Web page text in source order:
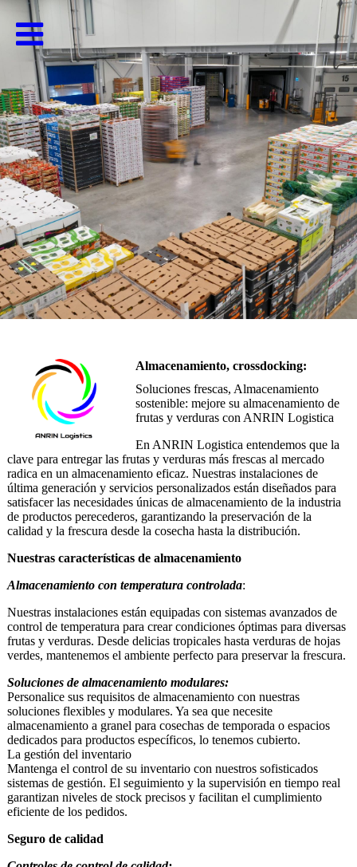
Almacenamiento, crossdocking:
Soluciones frescas, Almacenamiento
sostenible: mejore su almacenamiento de
frutas y verduras con ANRIN Logistica
En ANRIN Logistica entendemos que la
clave para entregar las frutas y verduras más frescas al mercado
radica en un almacenamiento eficaz. Nuestras instalaciones de
última generación y servicios personalizados están diseñados para
satisfacer las necesidades únicas de almacenamiento de la industria
de productos perecederos, garantizando la preservación de la
calidad y la frescura desde la cosecha hasta la distribución.
Nuestras características de almacenamiento
Almacenamiento con temperatura controlada:
Nuestras instalaciones están equipadas con sistemas avanzados de
control de temperatura para crear condiciones óptimas para diversas
frutas y verduras. Desde delicias tropicales hasta verduras de hojas
verdes, mantenemos el ambiente perfecto para preservar la frescura.
Soluciones de almacenamiento modulares:
Personalice sus requisitos de almacenamiento con nuestras
soluciones flexibles y modulares. Ya sea que necesite
almacenamiento a granel para cosechas de temporada o espacios
dedicados para productos específicos, lo tenemos cubierto.
La gestión del inventario
Mantenga el control de su inventario con nuestros sofisticados
sistemas de gestión. El seguimiento y la supervisión en tiempo real
garantizan niveles de stock precisos y facilitan el cumplimiento
eficiente de los pedidos.
Seguro de calidad